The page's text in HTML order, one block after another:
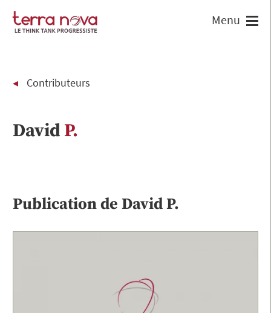
Contributeurs
DavidP.
Publication de DavidP.